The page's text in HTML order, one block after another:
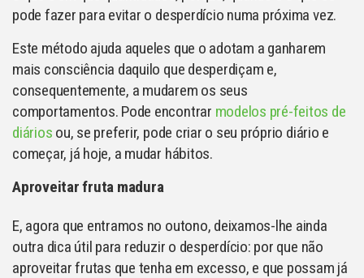
pode fazer para evitar o desperdício numa próxima vez.
Este método ajuda aqueles que o adotam a ganharem
mais consciência daquilo que desperdiçam e,
consequentemente, a mudarem os seus
comportamentos. Pode encontrar modelos pré-feitos de
diários ou, se preferir, pode criar o seu próprio diário e
começar, já hoje, a mudar hábitos.
Aproveitar fruta madura
E, agora que entramos no outono, deixamos-lhe ainda
outra dica útil para reduzir o desperdício: por que não
aproveitar frutas que tenha em excesso, e que possam já